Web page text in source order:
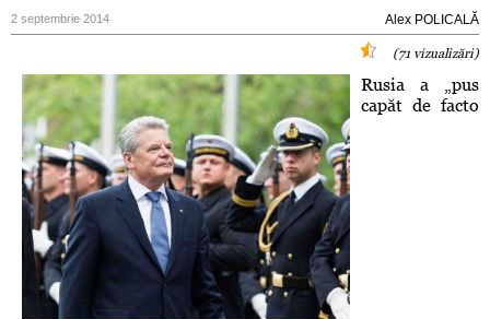
2 septembrie 2014 Alex POLICALĂ
(71 vizualizări)
Rusia a „pus
capăt de facto